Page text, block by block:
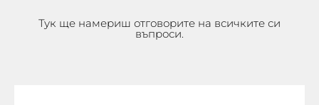
Тук ще намериш отговорите на всичките си
въпроси.